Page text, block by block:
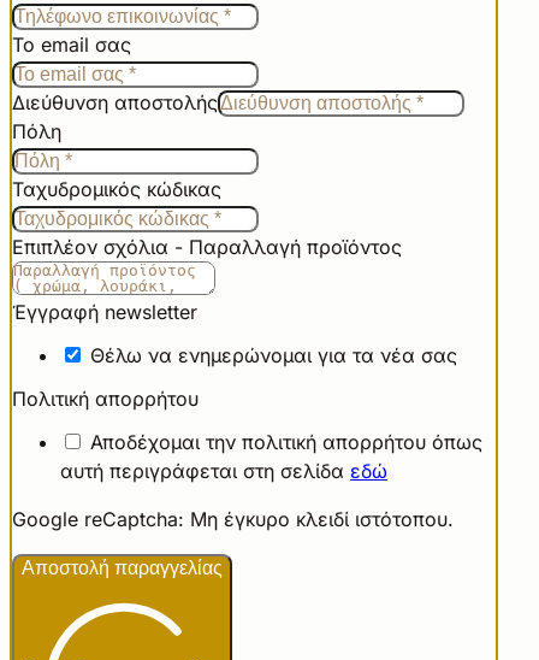
Το email σας
Διεύθυνση αποστολής
Πόλη
Ταχυδρομικός κώδικας
Επιπλέον σχόλια - Παραλλαγή προϊόντος
Έγγραφή newsletter
Θέλω να ενημερώνομαι για τα νέα σας
Πολιτική απορρήτου
Αποδέχομαι την πολιτική απορρήτου όπως
αυτή περιγράφεται στη σελίδα εδώ
Google reCaptcha: Μη έγκυρο κλειδί ιστότοπου.
Αποστολή παραγγελίας